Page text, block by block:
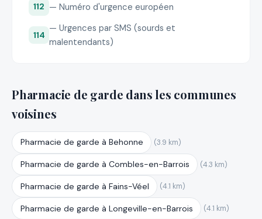
112 — Numéro d'urgence européen
114
— Urgences par SMS (sourds et
malentendants)
Pharmacie de garde dans les communes
voisines
Pharmacie de garde à Behonne (3.9 km)
Pharmacie de garde à Combles-en-Barrois (4.3 km)
Pharmacie de garde à Fains-Véel (4.1 km)
Pharmacie de garde à Longeville-en-Barrois (4.1 km)